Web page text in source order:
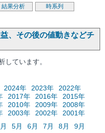
結果分析
時系列
、その後の値動きなどチ
しています。
2024年 2023年
2022年
2017年 2016年
2015年
2010年 2009年
2008年
2003年 2002年
2001年
5月 6月 7月 8月
9月